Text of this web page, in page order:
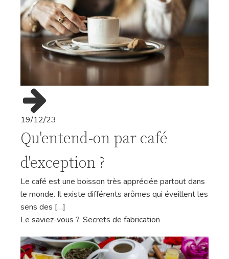
19/12/23
Qu'entend-on par café
d'exception ?
Le café est une boisson très appréciée partout dans
le monde. Il existe différents arômes qui éveillent les
sens des […]
Le saviez-vous ?, Secrets de fabrication